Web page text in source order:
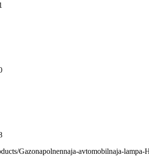
Gazonapolnennaja-avtomobilnaja-